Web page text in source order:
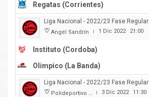
Regatas (Corrientes)
Liga Nacional - 2022/23 Fase Regular
Angel Sandrín | 1 Dic 2022 21:00
Instituto (Cordoba)
Olimpico (La Banda)
Liga Nacional - 2022/23 Fase Regular
Polideportivo Carlos Cerutti | 3 Dic 2022 11:30